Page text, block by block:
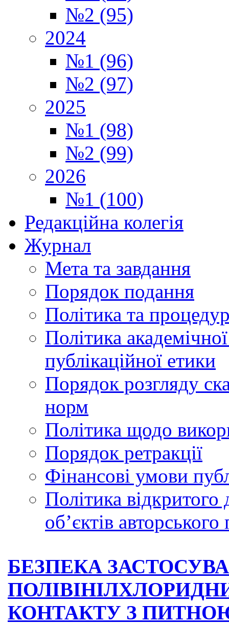
№2 (95)
2024
№1 (96)
№2 (97)
2025
№1 (98)
№2 (99)
2026
№1 (100)
Редакційна колегія
Журнал
Мета та завдання
Порядок подання
Політика та
Політика
публікаційної етики
Порядок розгляду
норм
Політика щодо
Порядок ретракції
Фінансові умови
Політика
обʼєктів авторського
БЕЗПЕКА
КОНТАКТУ З